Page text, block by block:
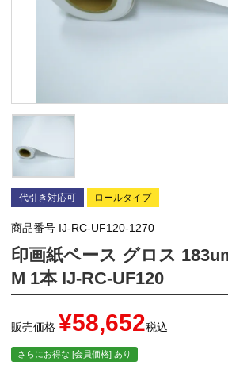
代引き対応可 ロールタイプ
商品番号 IJ-RC-UF120-1270
印画紙ベース グロス
M 1本 IJ-RC-UF120
販売価格 ¥58,652税込
さらにお得な [会員価格] あり